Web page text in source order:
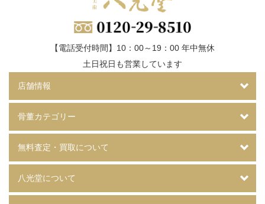
【電話受付時間】10：00～19：00 年中無休
土日祝日も営業しています
店舗情報
骨董カテゴリー
無料査定・買取について
八光堂について